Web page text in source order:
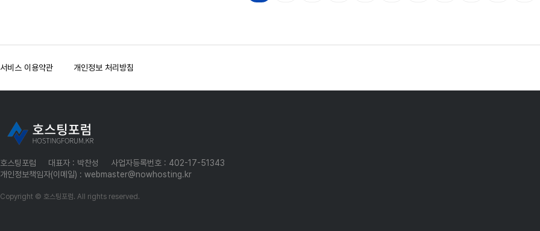
서비스 이용약관 개인정보 처리방침
호스팅포럼 대표자 : 박찬성
사업자등록번호 : 402-17-51343
개인정보책임자(이메일) : webmaster@nowhosting.kr
Copyright © 호스팅포럼. All rights reserved.